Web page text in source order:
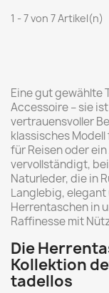
1 - 7 von 7 Artikel(n)
Eine gut gewählte
Accessoire – sie
vertrauensvoller
klassisches
für Reisen oder
vervollständigt,
Naturleder, die in
Langlebig,
Herrentaschen in
Raffinesse mit
Die
Kollektion
tadellos